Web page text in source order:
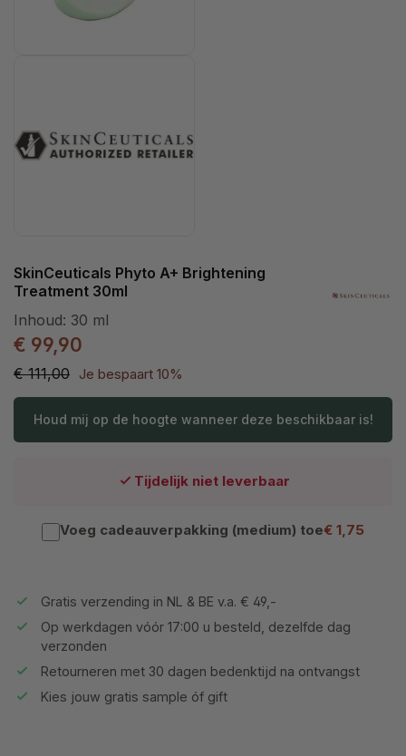
SkinCeuticals Phyto A+ Brightening
Treatment 30ml
Inhoud: 30 ml
€ 99,90
€ 111,00 Je bespaart 10%
Houd mij op de hoogte wanneer deze beschikbaar is!
Tijdelijk niet leverbaar
Voeg cadeauverpakking (medium) toe€ 1,75
Gratis verzending in NL & BE v.a. € 49,-
Op werkdagen vóór 17:00 u besteld, dezelfde dag
verzonden
Retourneren met 30 dagen bedenktijd na ontvangst
Kies jouw gratis sample óf gift